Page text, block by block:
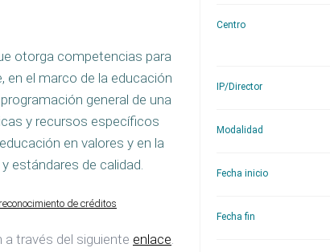
otorga competencias para
en el marco de la educación
general de una
y recursos específicos
en valores y en la
estándares de calidad.
de créditos
través del siguiente enlace.
Centro
IP/Director
Modalidad
Fecha inicio
Fecha fin